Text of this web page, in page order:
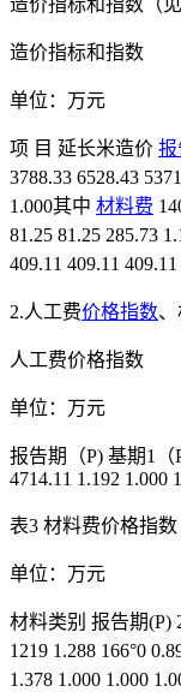
造价指标和指数（见
造价指标和指数
单位：万元
项 目 延长米造价 报
3788.33 6528.43
1.000其中 材料费
81.25 81.25 285.73
409.11 409.11
2.人工费价格指数
人工费价格指数
单位：万元
报告期（P) 基期1（
4714.11 1.192 1.000
表3 材料费价格指数
单位：万元
材料类别 报告期(P)
1219 1.288 166°0
1.378 1.000 1.000